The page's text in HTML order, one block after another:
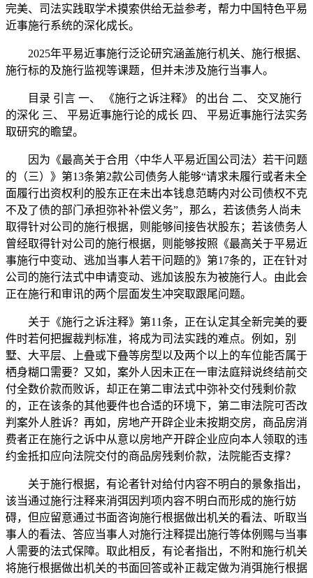
完美、司法实践取学术摸索供给无益参考，帮力中国特色平易
近事施行系统的深化成长。
2025年平易近事施行泛论研究涵盖施行机关、施行根据、
施行标的及施行监视等课题，但并未涉及施行当事人。
目录 引言 一、 《施行之诉注释》 的出台 二、 交叉施行
的深化 三、 平易近事施行论的成长 四、 平易近事施行法实务
取研究的瞻望。
因为《最高关于合用〈中华人平易近国公司法〉若干问题
的（三）》第13条第2款公司债务人能够“请求未履行或者未全
面履行出资权利的股东正在未出本钱息范畴内对公司债权不克
不及了债的部门承担弥补补偿义务”，那么，若该债务人尚未
取得针对公司的施行根据，则能够间接告状股东；若该债务人
曾经取得针对公司的施行根据，则能够按照《最高关于平易近
事施行中变动、逃加当事人若干问题的》第17条的，正在针对
公司的施行法式中申请变动、逃加该股东为被施行人。由此会
正在施行和审讯的两个层面发生冲突取跟尾问题。
关于《施行之诉注释》第11条，正在认定其全新完美的要
件时若何把握裁判标准，将成为司法实践的难点。例如，别
墅、大平层、上叠或下叠等房型以及两个以上的车位能否属于
栖身糊口需要？又如，案外人因未正在一审法庭辩说终结前交
付全数价款而败诉，却正在第二审法式中弥补交付残剩价款
的，正在该条的其他要件也合适的环境下，第二审法院可否改
判案外人胜诉？再如，房地产开辟企业未按期交房，商品房消
费者正在施行之诉中从意以房地产开辟企业应向本人领取的违
约金抵扣应向法院交付的商品房残剩价款，法院能否支撑？
关于施行根据，有论者针对给付内容不明白的景象指出，
该当通过施行注释来消弭因判项内容不明白而形成的施行妨
碍，但应留意通过书面咨询施行根据做出机关的看法、听取当
事人的看法、答应当事人对施行注释提出施行等体例赐与当事
人需要的法式保障。取此相反，有论者指出，不附和施行机关
将施行根据做出机关的书面回答或补正裁定做为消弭施行根据